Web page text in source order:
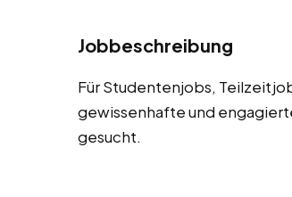
Jobbeschreibung
Für Studentenjobs,
gewissenhafte und
gesucht.